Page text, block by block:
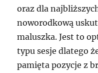
oraz dla
noworodkową
maluszka. Jest to
typu sesje dlatego
pamięta pozycje z